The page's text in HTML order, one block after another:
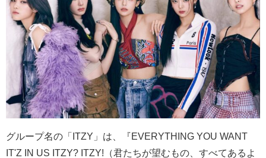
グループ名の「ITZY 」は、『EVERYTHING YOU WANT
IT'Z IN US ITZY? ITZY! （君たちが望むもの、すべてあるよ